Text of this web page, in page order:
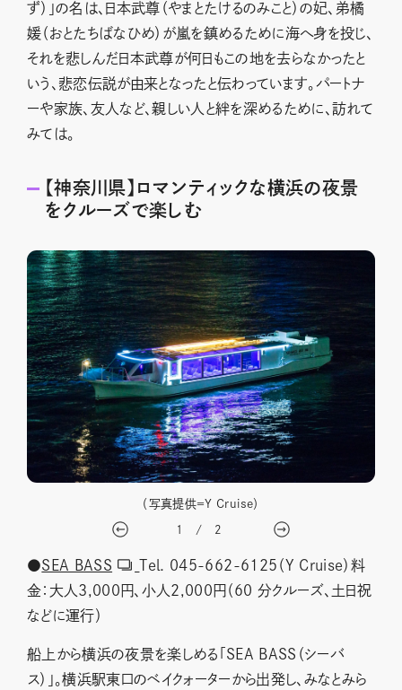
ず）」の名は、日本武尊（やまとたけるのみこと）の妃、弟橘
媛（おとたちばなひめ）が嵐を鎮めるために海へ身を投じ、
それを悲しんだ日本武尊が何日もこの地を去らなかったと
いう、悲恋伝説が由来となったと伝わっています。パートナ
ーや家族、友人など、親しい人と絆を深めるために、訪れて
みては。
【神奈川県】ロマンティックな横浜の夜景
をクルーズで楽しむ
（写真提供＝Y Cruise）
1 / 2
●SEA BASS
Tel. 045-662-6125（Y Cruise）料
金：大人3,000円、小人2,000円（60 分クルーズ、土日祝
などに運行）
船上から横浜の夜景を楽しめる「SEA BASS（シーバ
ス）」。横浜駅東口のベイクォーターから出発し、みなとみら